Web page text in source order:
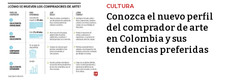
CULTURA
Conozca el nuevo perfil
del comprador de arte
en Colombia y sus
tendencias preferidas